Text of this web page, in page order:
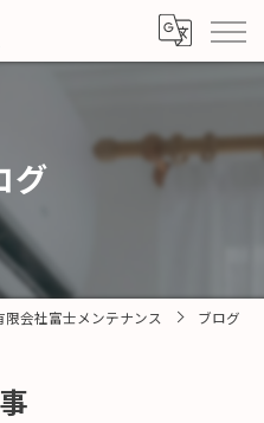
グ
会社富士メンテナンス ブログ